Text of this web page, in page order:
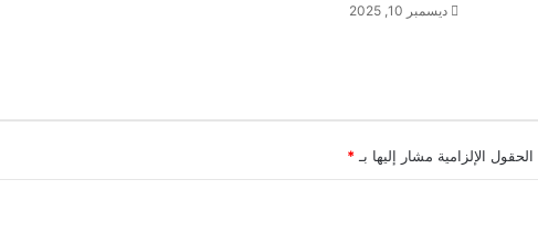
ديسمبر 10, 2025
الحقول الإلزامية مشار إليها بـ *